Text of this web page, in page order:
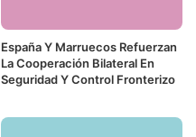
España Y Marruecos Refuerzan
La Cooperación Bilateral En
Seguridad Y Control Fronterizo